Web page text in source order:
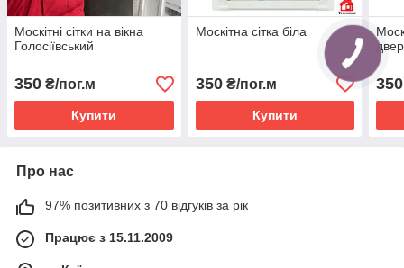
Москітні сітки на вікна
Голосіївський
350 ₴/пог.м
Купити
Москітна сітка біла
350₴/пог.м
Купити
350
Про нас
97% позитивних з 70 відгуків за рік
Працює з 15.11.2009